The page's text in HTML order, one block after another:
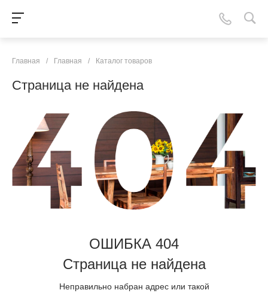
Главная / Главная / Каталог товаров
Страница не найдена
ОШИБКА 404
Страница не найдена
Неправильно набран адрес или такой